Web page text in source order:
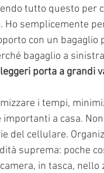
tutto questo per
Ho semplicemente
con un
bagaglio a
porta a grandi
i tempi,
a casa.
del cellulare.
suprema: poche
in tasca,